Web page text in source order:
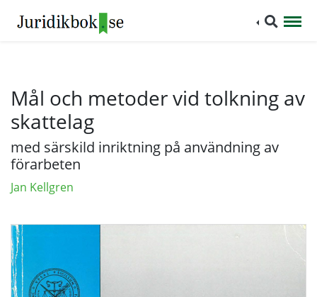
Mål och metoder vid tolkning av
skattelag
med särskild inriktning på användning av
förarbeten
Jan Kellgren